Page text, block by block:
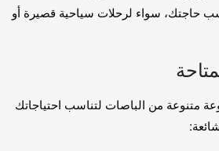
حاجتك، سواء لرحلات سياحية قصيرة أو
متنوعة من الباصات لتناسب احتياجاتك